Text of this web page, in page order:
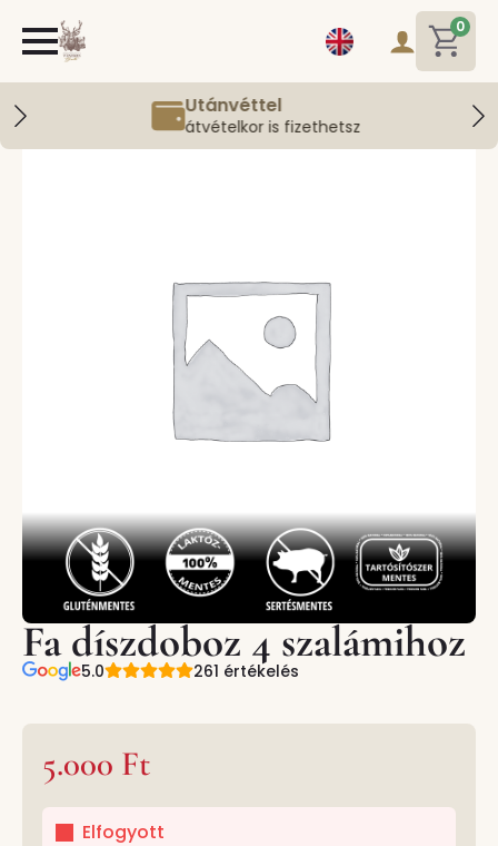
0
Utánvéttel
átvételkor is fizethetsz
Fa díszdoboz 4 szalámihoz
5.0 261 értékelés
5.000 Ft
Elfogyott